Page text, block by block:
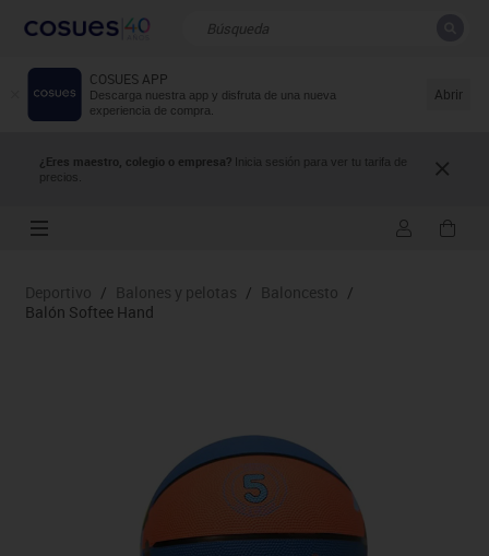
COSUES APP
Descarga nuestra app y disfruta de una nueva
experiencia de compra.
Abrir
¿Eres maestro, colegio o empresa? Inicia sesión para ver tu tarifa de
precios.
Resultados de la búsqueda
Deportivo / Balones y pelotas / Baloncesto /
Balón Softee Hand